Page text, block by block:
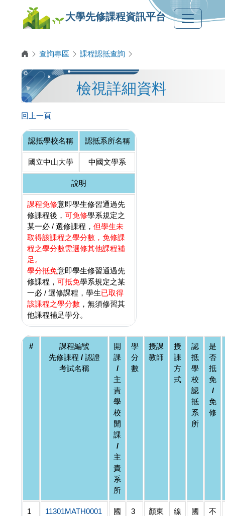
大學先修課程資訊平台
查詢專區 課程認抵查詢
檢視詳細資料
回上一頁
認抵學校名稱 認抵系所名稱
國立中山大學 中國文學系
說明
課程免修意即學生修習通過先
修課程後， 可免修學系規定之
某一必 / 選修課程， 但學生未
取得該課程之學分數，免修課
程之學分數需選修其他課程補
足。
學分抵免意即學生修習通過先
修課程， 可抵免學系規定之某
一必 / 選修課程，學生已取得
該課程之學分數 ，無須修習其
他課程補足學分。
#
課程編號
先修課程 / 認證
考試名稱
開
課
/
主
責
學
校
開
課
/
主
責
系
所
學
分
數
授課
教師
授
課
方
式
認
抵
學
校
認
抵
系
所
是
否
抵
免
/
免
修
1
11301MATH0001
國
3
顏東
線
國
不